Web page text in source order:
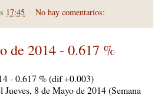
17:45 No hay comentarios:
de 2014 - 0.617 %
- 0.617 % (dif +0.003)
8 de Mayo de 2014 (Semana